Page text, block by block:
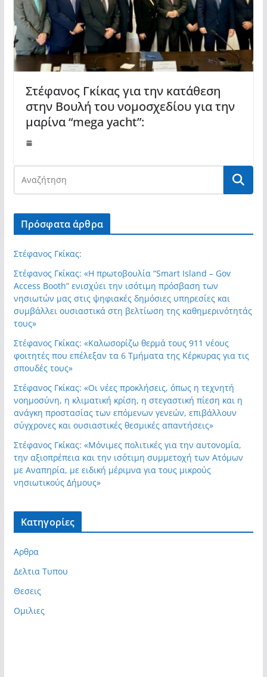
Στέφανος Γκίκας για την κατάθεση
στην Βουλή του νομοσχεδίου για την
μαρίνα “mega yacht”:
Πρόσφατα άρθρα
Στέφανος Γκίκας:
Στέφανος Γκίκας: «Η πρωτοβουλία “Smart Island – Gov
Access Booth” ενισχύει την ισότιμη πρόσβαση των
νησιωτών μας στις ψηφιακές δημόσιες υπηρεσίες και
συμβάλλει ουσιαστικά στη βελτίωση της καθημερινότητάς
τους»
Στέφανος Γκίκας: «Καλωσορίζω θερμά τους 911 νέους
φοιτητές που επέλεξαν τα 6 Τμήματα της Κέρκυρας για τις
σπουδές τους»
Στέφανος Γκίκας: «Οι νέες προκλήσεις, όπως η τεχνητή
νοημοσύνη, η κλιματική κρίση, η στεγαστική πίεση και η
ανάγκη προστασίας των επόμενων γενεών, επιβάλλουν
σύγχρονες και ουσιαστικές θεσμικές απαντήσεις»
Στέφανος Γκίκας: «Μόνιμες πολιτικές για την αυτονομία,
την αξιοπρέπεια και την ισότιμη συμμετοχή των Ατόμων
με Αναπηρία, με ειδική μέριμνα για τους μικρούς
νησιωτικούς Δήμους»
Kατηγορίες
Αρθρα
Δελτια Τυπου
Θεσεις
Ομιλιες